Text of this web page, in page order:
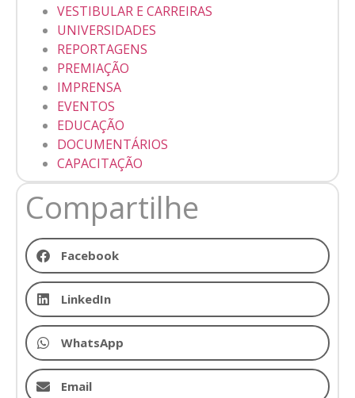
VESTIBULAR E CARREIRAS
UNIVERSIDADES
REPORTAGENS
PREMIAÇÃO
IMPRENSA
EVENTOS
EDUCAÇÃO
DOCUMENTÁRIOS
CAPACITAÇÃO
Compartilhe
Facebook
LinkedIn
WhatsApp
Email